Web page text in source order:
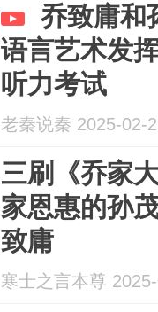
乔致庸和
语言艺术发
听力考试
老秦说秦 2025-02-
三刷《乔家
家恩惠的孙
致庸
寒士之言本尊